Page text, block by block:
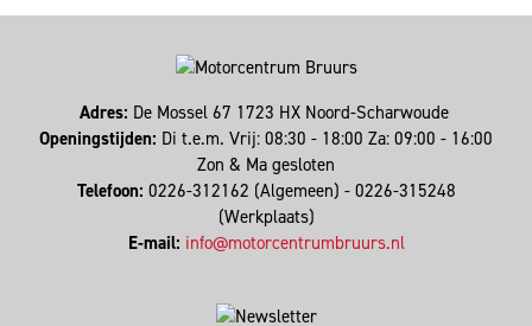
Adres: De Mossel 67 1723 HX Noord-Scharwoude
Openingstijden: Di t.e.m. Vrij: 08:30 - 18:00 Za: 09:00 - 16:00
Zon & Ma gesloten
Telefoon: 0226-312162 (Algemeen) - 0226-315248
(Werkplaats)
E-mail: info@motorcentrumbruurs.nl